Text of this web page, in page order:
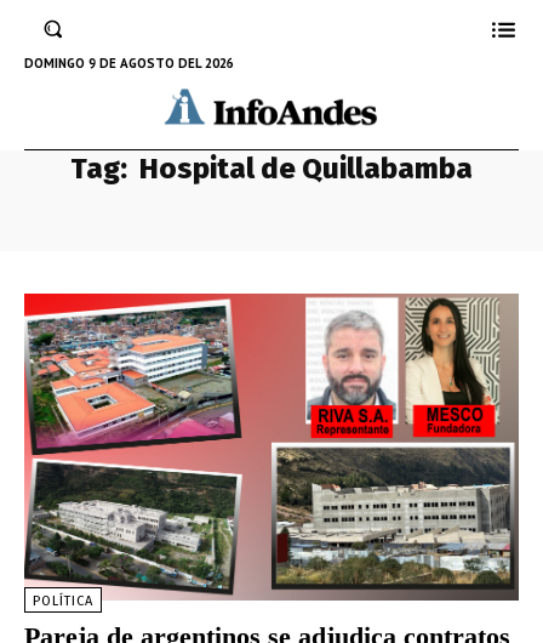
DOMINGO 9 DE AGOSTO DEL 2026
Tag: Hospital de Quillabamba
POLÍTICA
Pareja de argentinos se adjudica contratos